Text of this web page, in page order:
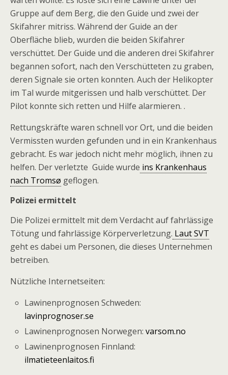
Gruppe auf dem Berg, die den Guide und zwei der
Skifahrer mitriss. Während der Guide an der
Oberfläche blieb, wurden die beiden Skifahrer
verschüttet. Der Guide und die anderen drei Skifahrer
begannen sofort, nach den Verschütteten zu graben,
deren Signale sie orten konnten. Auch der Helikopter
im Tal wurde mitgerissen und halb verschüttet. Der
Pilot konnte sich retten und Hilfe alarmieren. .
Rettungskräfte waren schnell vor Ort, und die beiden
Vermissten wurden gefunden und in ein Krankenhaus
gebracht. Es war jedoch nicht mehr möglich, ihnen zu
helfen. Der verletzte Guide wurde ins Krankenhaus
nach Tromsø geflogen.
Polizei ermittelt
Die Polizei ermittelt mit dem Verdacht auf fahrlässige
Tötung und fahrlässige Körperverletzung. Laut SVT
geht es dabei um Personen, die dieses Unternehmen
betreiben.
Nützliche Internetseiten:
Lawinenprognosen Schweden:
lavinprognoser.se
Lawinenprognosen Norwegen:varsom.no
Lawinenprognosen Finnland:
ilmatieteenlaitos.fi